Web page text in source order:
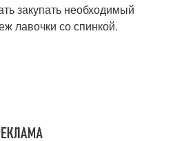
закупать необходимый
лавочки со спинкой.